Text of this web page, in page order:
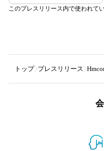
このプレスリリース内で使われて
トップ プレスリリース